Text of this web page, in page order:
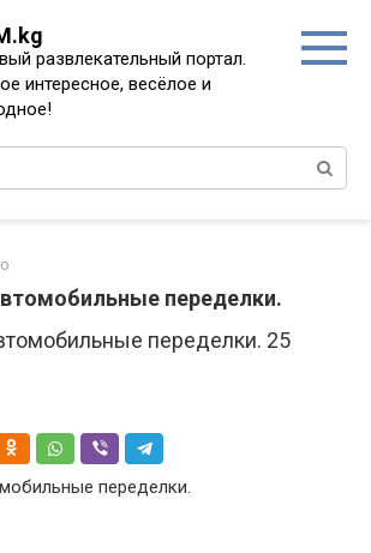
развлекательный портал.
интересное, весёлое и
переделки.
переделки. 25
переделки.